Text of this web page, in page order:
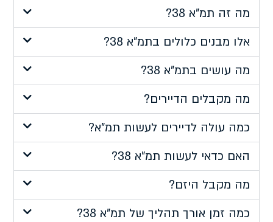
מה זה תמ"א 38?
אלו מבנים כלולים בתמ"א 38?
מה עושים בתמ"א 38?
מה מקבלים הדיירים?
כמה עולה לדיירים לעשות תמ"א?
האם כדאי לעשות תמ"א 38?
מה מקבל היזם?
כמה זמן אורך תהליך של תמ"א 38?